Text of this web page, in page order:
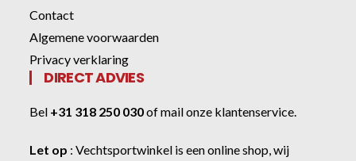
Contact
Algemene voorwaarden
Privacy verklaring
DIRECT ADVIES
Bel +31 318 250 030ofmail onze klantenservice
Let op :Vechtsportwinkel is een online shop, wij